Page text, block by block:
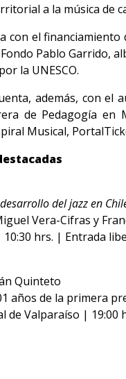
a la música de
con el
Pablo Garrido,
la UNESCO.
además, con
de Pedagogía en
Musical,
del jazz en
Vera-Cifras y
hrs. | Entrada
Quinteto
años de la primera
de Valparaíso | 19:00